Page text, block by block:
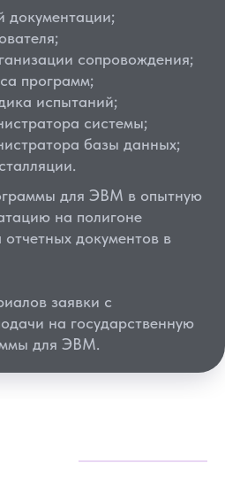
документации;
сопровождения;
программ;
испытаний;
системы;
базы данных;
для ЭВМ в опытную
на полигоне
документов в
заявки с
на государственную
для ЭВМ.